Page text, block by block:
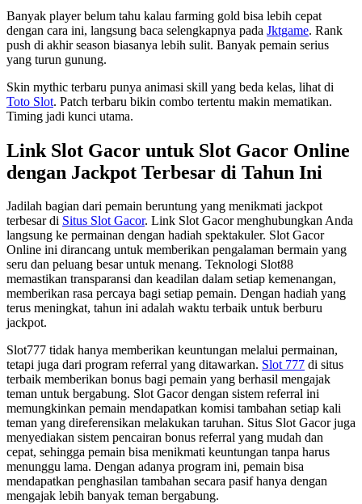
Banyak player belum tahu kalau farming gold bisa lebih cepat
dengan cara ini, langsung baca selengkapnya pada Jktgame. Rank
push di akhir season biasanya lebih sulit. Banyak pemain serius
yang turun gunung.
Skin mythic terbaru punya animasi skill yang beda kelas, lihat di
Toto Slot. Patch terbaru bikin combo tertentu makin mematikan.
Timing jadi kunci utama.
Link Slot Gacor untuk Slot Gacor Online
dengan Jackpot Terbesar di Tahun Ini
Jadilah bagian dari pemain beruntung yang menikmati jackpot
terbesar di Situs Slot Gacor. Link Slot Gacor menghubungkan Anda
langsung ke permainan dengan hadiah spektakuler. Slot Gacor
Online ini dirancang untuk memberikan pengalaman bermain yang
seru dan peluang besar untuk menang. Teknologi Slot88
memastikan transparansi dan keadilan dalam setiap kemenangan,
memberikan rasa percaya bagi setiap pemain. Dengan hadiah yang
terus meningkat, tahun ini adalah waktu terbaik untuk berburu
jackpot.
Slot777 tidak hanya memberikan keuntungan melalui permainan,
tetapi juga dari program referral yang ditawarkan. Slot 777 di situs
terbaik memberikan bonus bagi pemain yang berhasil mengajak
teman untuk bergabung. Slot Gacor dengan sistem referral ini
memungkinkan pemain mendapatkan komisi tambahan setiap kali
teman yang direferensikan melakukan taruhan. Situs Slot Gacor juga
menyediakan sistem pencairan bonus referral yang mudah dan
cepat, sehingga pemain bisa menikmati keuntungan tanpa harus
menunggu lama. Dengan adanya program ini, pemain bisa
mendapatkan penghasilan tambahan secara pasif hanya dengan
mengajak lebih banyak teman bergabung.